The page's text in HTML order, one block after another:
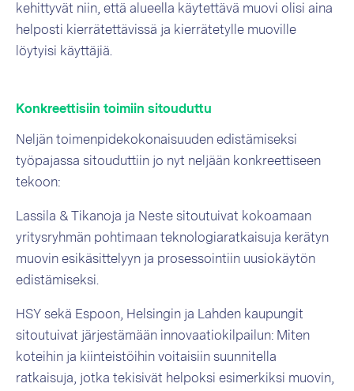
kehittyvät niin, että alueella käytettävä muovi olisi aina
helposti kierrätettävissä ja kierrätetylle muoville
löytyisi käyttäjiä.
Konkreettisiin toimiin sitouduttu
Neljän toimenpidekokonaisuuden edistämiseksi
työpajassa sitouduttiin jo nyt neljään konkreettiseen
tekoon:
Lassila & Tikanoja ja Neste sitoutuivat kokoamaan
yritysryhmän pohtimaan teknologiaratkaisuja kerätyn
muovin esikäsittelyyn ja prosessointiin uusiokäytön
edistämiseksi.
HSY sekä Espoon, Helsingin ja Lahden kaupungit
sitoutuivat järjestämään innovaatiokilpailun: Miten
koteihin ja kiinteistöihin voitaisiin suunnitella
ratkaisuja, jotka tekisivät helpoksi esimerkiksi muovin,